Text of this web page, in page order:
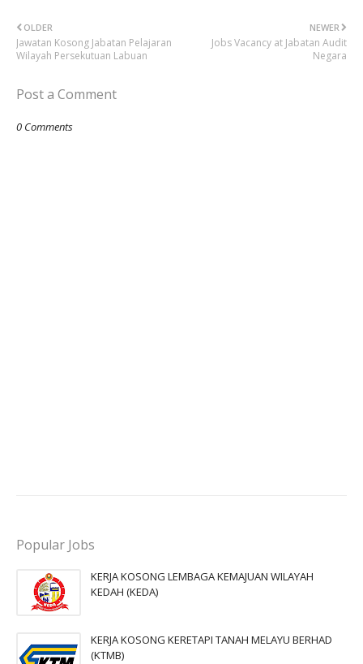
NEWER
Jobs Vacancy at Jabatan Audit
Negara
OLDER
Jawatan Kosong Jabatan Pelajaran
Wilayah Persekutuan Labuan
Post a Comment
0 Comments
Popular Jobs
KERJA KOSONG LEMBAGA KEMAJUAN WILAYAH
KEDAH (KEDA)
KERJA KOSONG KERETAPI TANAH MELAYU BERHAD
(KTMB)